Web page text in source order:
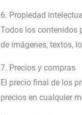
6. Propiedad intelectual
Todos los contenidos
de imágenes, textos,
7. Precios y compras
El precio final de los
precios en cualquier